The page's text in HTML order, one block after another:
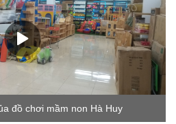
đồ chơi mầm non Hà Huy